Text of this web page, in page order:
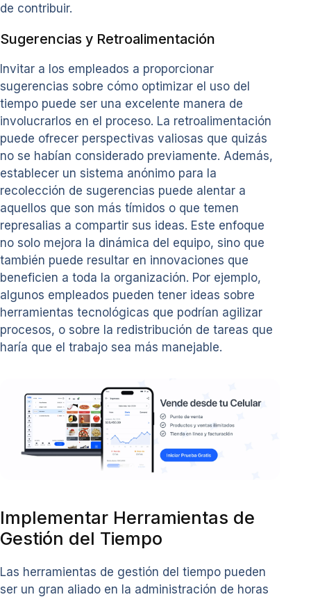
de contribuir.
Sugerencias y Retroalimentación
Invitar a los empleados a proporcionar
sugerencias sobre cómo optimizar el uso del
tiempo puede ser una excelente manera de
involucrarlos en el proceso. La retroalimentación
puede ofrecer perspectivas valiosas que quizás
no se habían considerado previamente. Además,
establecer un sistema anónimo para la
recolección de sugerencias puede alentar a
aquellos que son más tímidos o que temen
represalias a compartir sus ideas. Este enfoque
no solo mejora la dinámica del equipo, sino que
también puede resultar en innovaciones que
beneficien a toda la organización. Por ejemplo,
algunos empleados pueden tener ideas sobre
herramientas tecnológicas que podrían agilizar
procesos, o sobre la redistribución de tareas que
haría que el trabajo sea más manejable.
Implementar Herramientas de
Gestión del Tiempo
Las herramientas de gestión del tiempo pueden
ser un gran aliado en la administración de horas